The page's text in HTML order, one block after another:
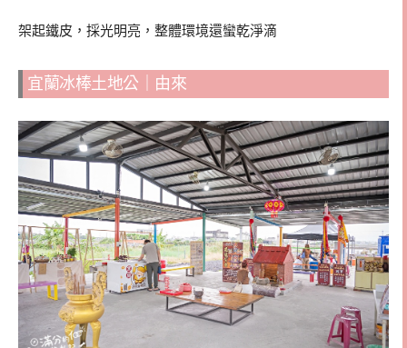
架起鐵皮，採光明亮，整體環境還蠻乾淨滴
宜蘭冰棒土地公｜由來